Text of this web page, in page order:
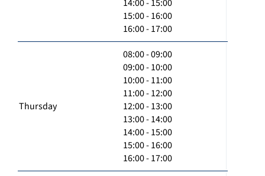
14:00 - 15:00
15:00 - 16:00
16:00 - 17:00
Thursday
08:00 - 09:00
09:00 - 10:00
10:00 - 11:00
11:00 - 12:00
12:00 - 13:00
13:00 - 14:00
14:00 - 15:00
15:00 - 16:00
16:00 - 17:00